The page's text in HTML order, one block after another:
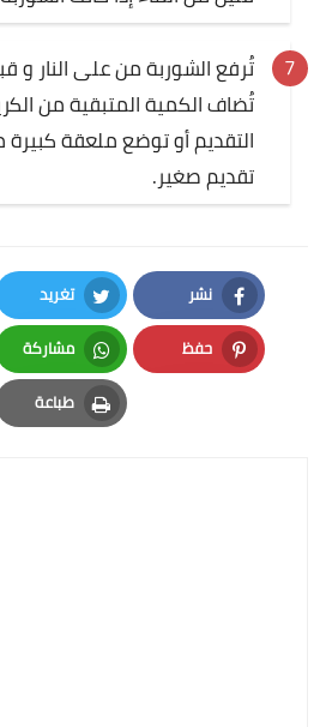
نصيحة
تُرفع الشوربة من على النار و
تُضاف الكمية المتبقية من
التقديم أو توضع ملعقة
تقديم صغير.
نشر
Facebook
تغريد
Twitter
حفظ
Pinterest
مشاركة
Whatsapp
طباعة
Print